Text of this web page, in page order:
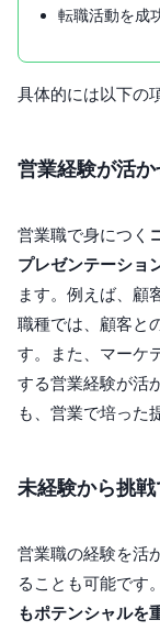
転職活動を成
具体的には以下の
営業経験が活
営業職で身につく
プレゼンテーショ
ます。例えば、顧
職種では、顧客と
す。また、マーケ
する営業経験が活
も、営業で培った
未経験から挑
営業職の経験を活
ることも可能です
もポテンシャルを